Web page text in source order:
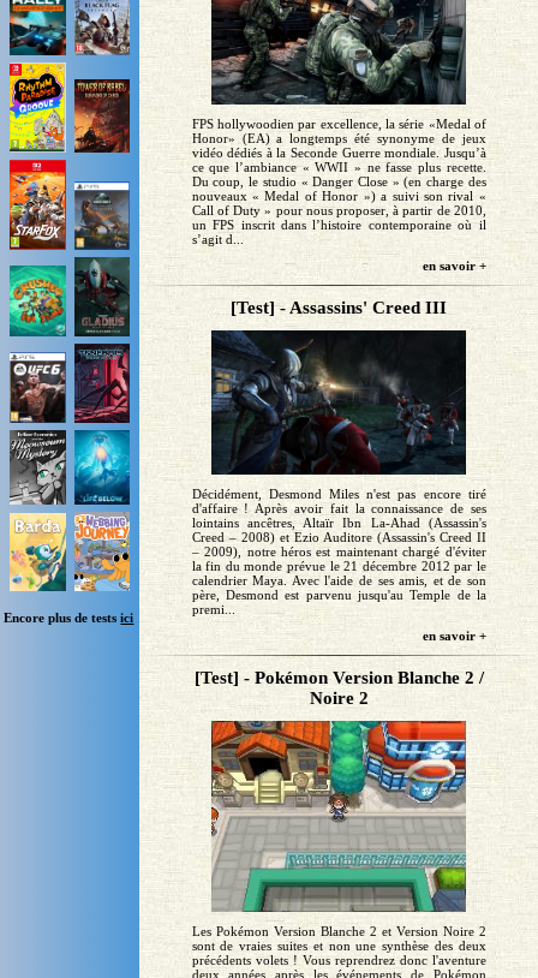
Encore plus de testsici
FPS hollywoodien par excellence, la série «Medal of
Honor» (EA) a longtemps été synonyme de jeux
vidéo dédiés à la Seconde Guerre mondiale. Jusqu’à
ce que l’ambiance « WWII » ne fasse plus recette.
Du coup, le studio « Danger Close » (en charge des
nouveaux « Medal of Honor ») a suivi son rival «
Call of Duty » pour nous proposer, à partir de 2010,
un FPS inscrit dans l’histoire contemporaine où il
s’agit d...
en savoir +
[Test] - Assassins' Creed III
Décidément, Desmond Miles n'est pas encore tiré
d'affaire ! Après avoir fait la connaissance de ses
lointains ancêtres, Altaïr Ibn La-Ahad (Assassin's
Creed – 2008) et Ezio Auditore (Assassin's Creed II
– 2009), notre héros est maintenant chargé d'éviter
la fin du monde prévue le 21 décembre 2012 par le
calendrier Maya. Avec l'aide de ses amis, et de son
père, Desmond est parvenu jusqu'au Temple de la
premi...
en savoir +
[Test] - Pokémon Version Blanche 2 /
Noire 2
Les Pokémon Version Blanche 2 et Version Noire 2
sont de vraies suites et non une synthèse des deux
précédents volets ! Vous reprendrez donc l'aventure
deux années après les événements de Pokémon